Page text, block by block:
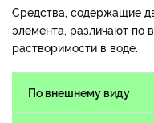
Средства, содержащие
элемента, различают по
растворимости в воде.
По внешнему виду